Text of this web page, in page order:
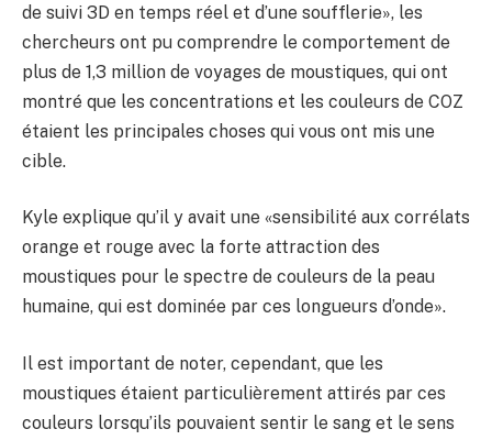
de suivi 3D en temps réel et d’une soufflerie», les
chercheurs ont pu comprendre le comportement de
plus de 1,3 million de voyages de moustiques, qui ont
montré que les concentrations et les couleurs de COZ
étaient les principales choses qui vous ont mis une
cible.
Kyle explique qu’il y avait une «sensibilité aux corrélats
orange et rouge avec la forte attraction des
moustiques pour le spectre de couleurs de la peau
humaine, qui est dominée par ces longueurs d’onde».
Il est important de noter, cependant, que les
moustiques étaient particulièrement attirés par ces
couleurs lorsqu’ils pouvaient sentir le sang et le sens